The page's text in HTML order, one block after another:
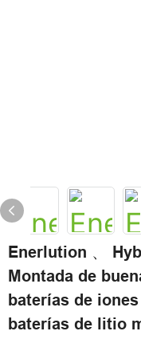
Enerlution 、
Montada de
baterías de
baterías de litio